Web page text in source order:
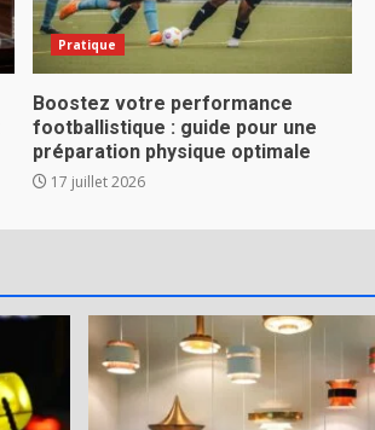
Pratique
Boostez votre performance
footballistique : guide pour une
préparation physique optimale
17 juillet 2026